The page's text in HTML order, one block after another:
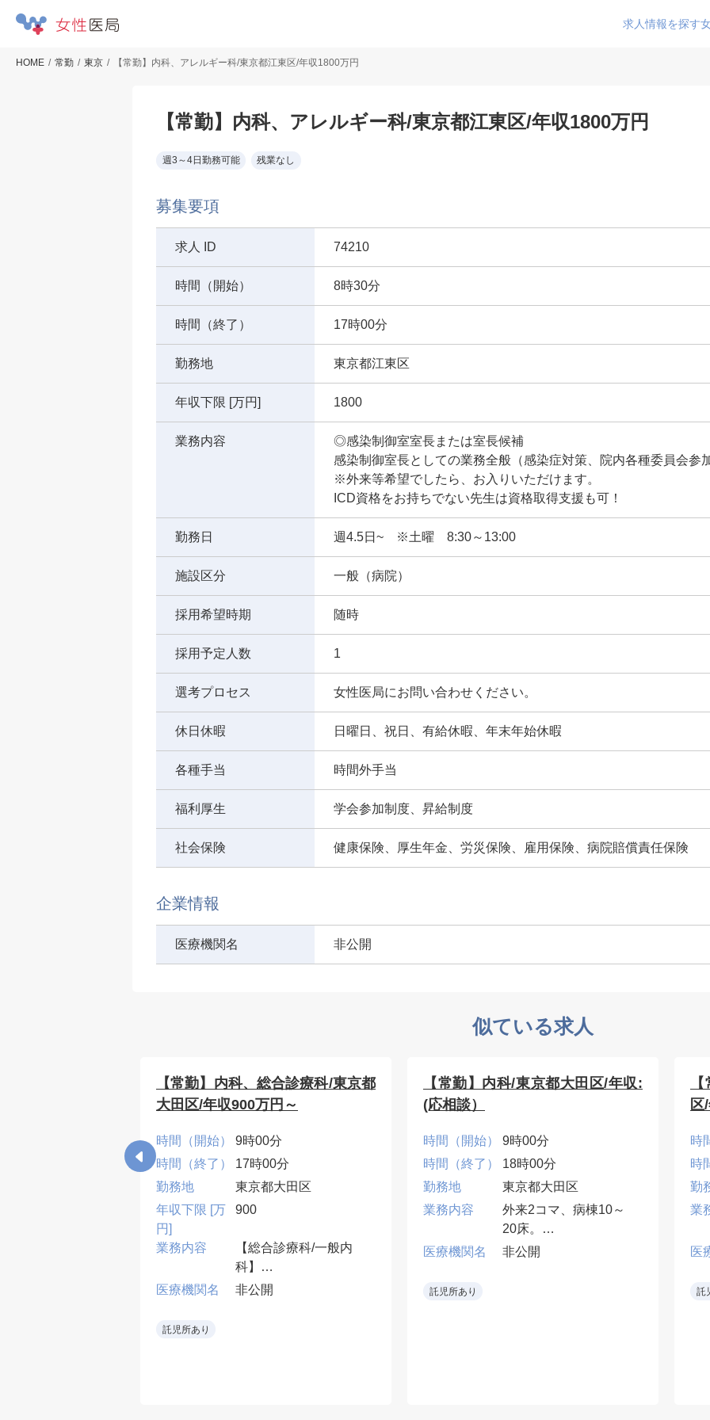
求人情報を探す
HOME 常勤 東京 【常勤】内科、アレルギー科/東京都江東区/年収1800万円
【常勤】内科、アレルギー科/東京都江東区/年収1800万円
週3～4日勤務可能 残業なし
募集要項
求人 ID 74210
時間（開始） 8時30分
時間（終了） 17時00分
勤務地 東京都江東区
年収下限 [万円] 1800
業務内容
◎感染制御室室長または室長候補
感染制御室長としての業務全般（感染症対策、院内各種委員会参
※外来等希望でしたら、お入りいただけます。
ICD資格をお持ちでない先生は資格取得支援も可！
勤務日 週4.5日~ ※土曜 8:30～13:00
施設区分 一般（病院）
採用希望時期 随時
採用予定人数 1
選考プロセス 女性医局にお問い合わせください。
休日休暇 日曜日、祝日、有給休暇、年末年始休暇
各種手当 時間外手当
福利厚生 学会参加制度、昇給制度
社会保険 健康保険、厚生年金、労災保険、雇用保険、病院賠償責任保険
企業情報
医療機関名 非公開
似ている求人
【常勤】内科、総合診療科/東京都
大田区/年収900万円～
時間（開始）
9時00分
時間（終了）
17時00分
勤務地
東京都大田区
年収下限 [万
円]
900
業務内容
【総合診療科/一般内
科】
・外来2~4コマ、病棟
医療機関名 非公開
託児所あり
【常勤】内科/東京都大田区/年収:
(応相談）
時間（開始）
9時00分
時間（終了）
18時00分
勤務地
東京都大田区
業務内容
外来2コマ、病棟10～
20床。
医療機関名 非公開
託児所あり
区
時
時
勤
業
医
託